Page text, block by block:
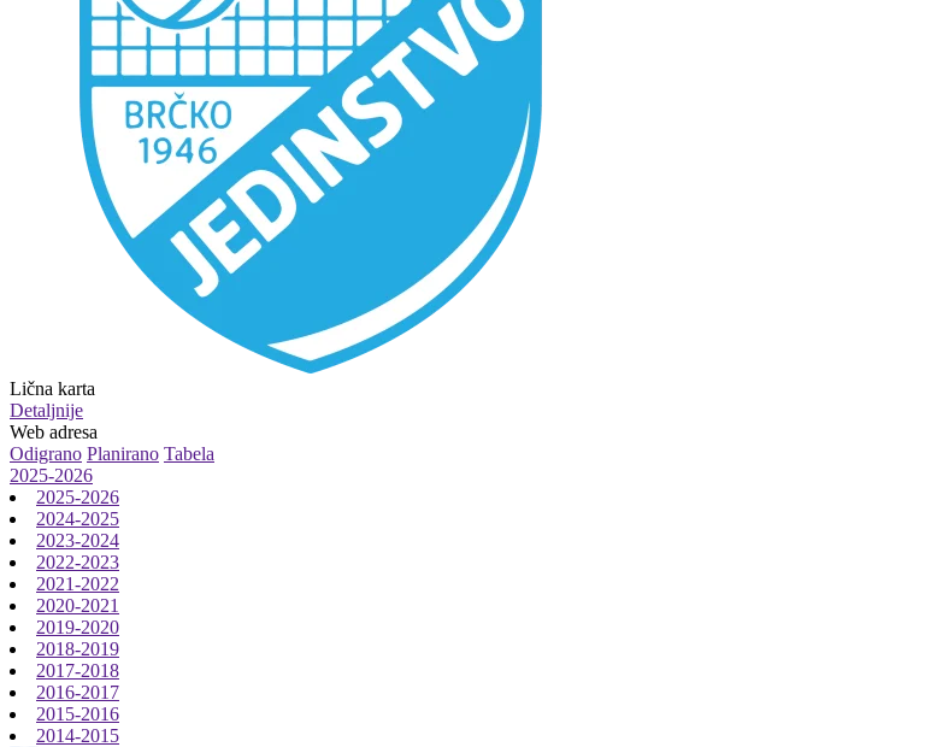
Lična karta
Detaljnije
Web adresa
Odigrano Planirano Tabela
2025-2026
2025-2026
2024-2025
2023-2024
2022-2023
2021-2022
2020-2021
2019-2020
2018-2019
2017-2018
2016-2017
2015-2016
2014-2015